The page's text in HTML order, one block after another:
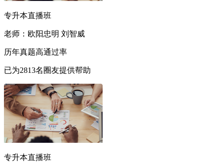
专升本直播班
老师：欧阳忠明 刘智威
历年真题高通过率
已为2813名圈友提供帮助
专升本直播班